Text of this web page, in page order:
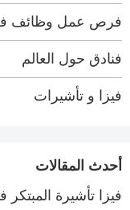
فرص عمل وظائف
فنادق حول العالم
فيزا و تأشيرات
أحدث المقالات
فيزا تأشيرة